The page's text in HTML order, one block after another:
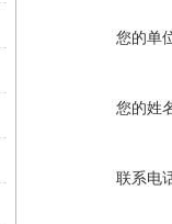
您的单
您的姓
联系电